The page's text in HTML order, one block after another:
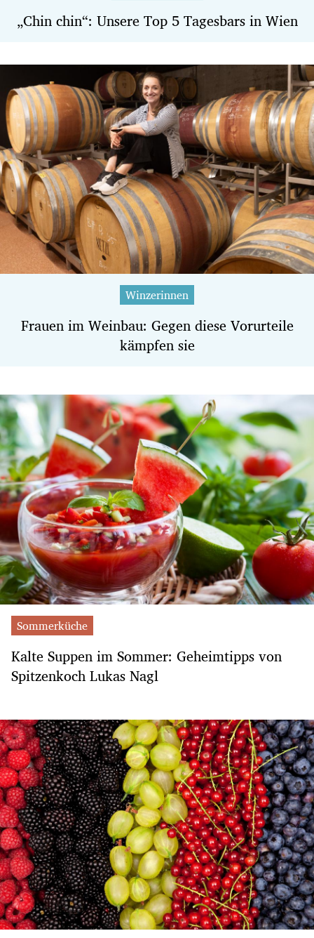
„Chin chin“: Unsere Top 5 Tagesbars in Wien
Winzerinnen
Frauen im Weinbau: Gegen diese Vorurteile
kämpfen sie
Sommerküche
Kalte Suppen im Sommer: Geheimtipps von
Spitzenkoch Lukas Nagl